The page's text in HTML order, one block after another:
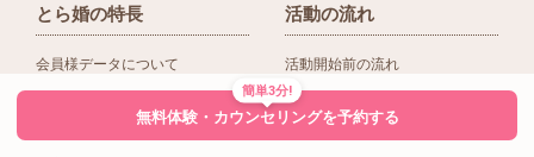
とら婚の特長
会員様データについて
活動の流れ
活動開始前の流れ
入会後の活動の流れ
簡単3分!
無料体験・カウンセリングを予約する